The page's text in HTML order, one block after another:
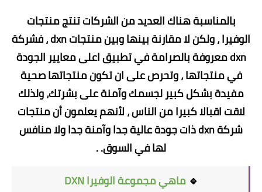
بالمناسبة هناك العديد من الشركات تنتج منتجات
الوفيرا ، ولكن لا مقارنة بينها وبين منتجات dxn ، فشركة
dxn معروفة بالصرامة في تطبيق اعلى معايير الجودة
في منتجاتها ، وتحرص على ان تكون منتجاتها صحية
مفيدة بشكل كبير لجسمك وآمنة على بشرتك، ولذلك
لاقت اقبالا كبيرا من الناس ، لأنهم يعلمون أن منتجات
شركة dxn ذات جودة عالية جدا وآمنة جدا ولا منافس
لها في السوق. .
🔹ماهي مجموعة الوفيرا DXN